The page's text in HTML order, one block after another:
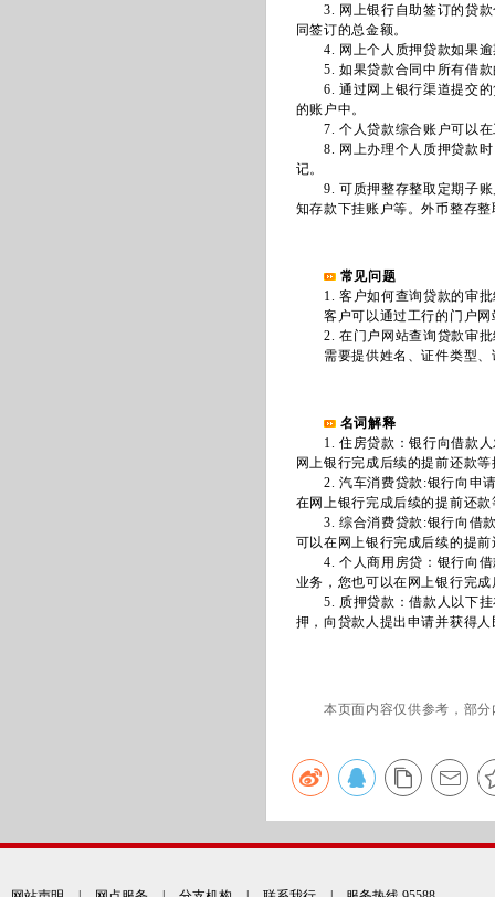
3. 网上银行自助签订的贷款
同签订的总金额。
4. 网上个人质押贷款如果逾
5. 如果贷款合同中所有借款
6. 通过网上银行渠道提交的
的账户中。
7. 个人贷款综合账户可以在
8. 网上办理个人质押贷款时
记。
9. 可质押整存整取定期子账
知存款下挂账户等。外币整存
常见问题
1. 客户如何查询贷款的审批
客户可以通过工行的门户网
2. 在门户网站查询贷款审批
需要提供姓名、证件类型、
名词解释
1. 住房贷款：银行向借款人
网上银行完成后续的提前还款
2. 汽车消费贷款:银行向申请
在网上银行完成后续的提前还
3. 综合消费贷款:银行向借款
可以在网上银行完成后续的提
4. 个人商用房贷：银行向借
业务，您也可以在网上银行完
5. 质押贷款：借款人以下挂
押，向贷款人提出申请并获得
本页面内容仅供参考，部